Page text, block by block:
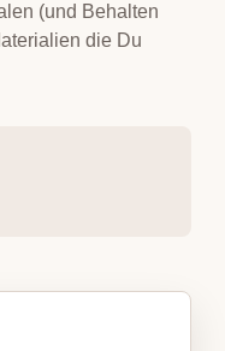
(und Behalten
die Du